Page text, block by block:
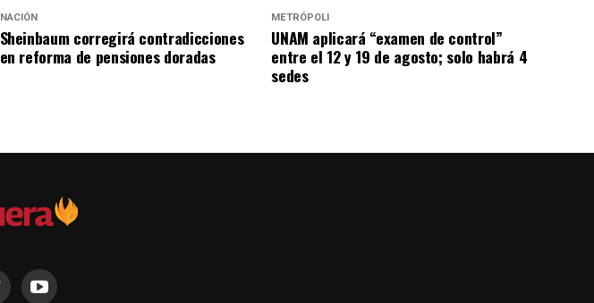
NACIÓN
Sheinbaum corregirá contradicciones
en reforma de pensiones doradas
METRÓPOLI
UNAM aplicará “examen de control”
entre el 12 y 19 de agosto; solo habrá 4
sedes